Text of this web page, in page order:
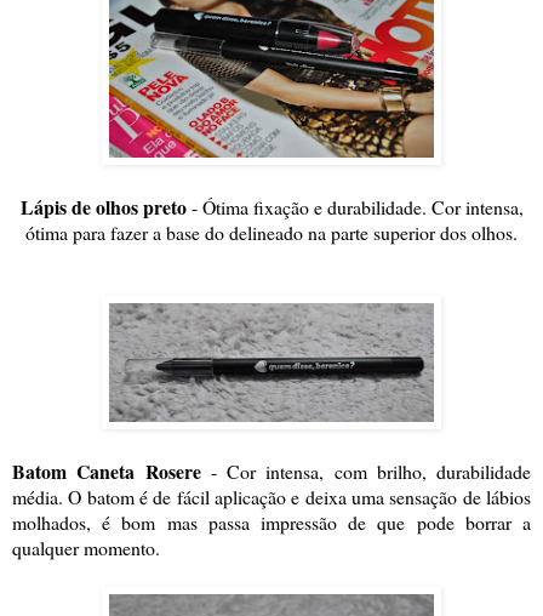
Lápis de olhos preto- Ótima fixação e durabilidade. Cor intensa,
ótima para fazer a base do delineado na parte superior dos olhos.
Batom Caneta Rosere- Cor intensa, com brilho, durabilidade
média. O batom é de fácil aplicação e deixa uma sensação de lábios
molhados, é bom mas passa impressão de que pode borrar a
qualquer momento.